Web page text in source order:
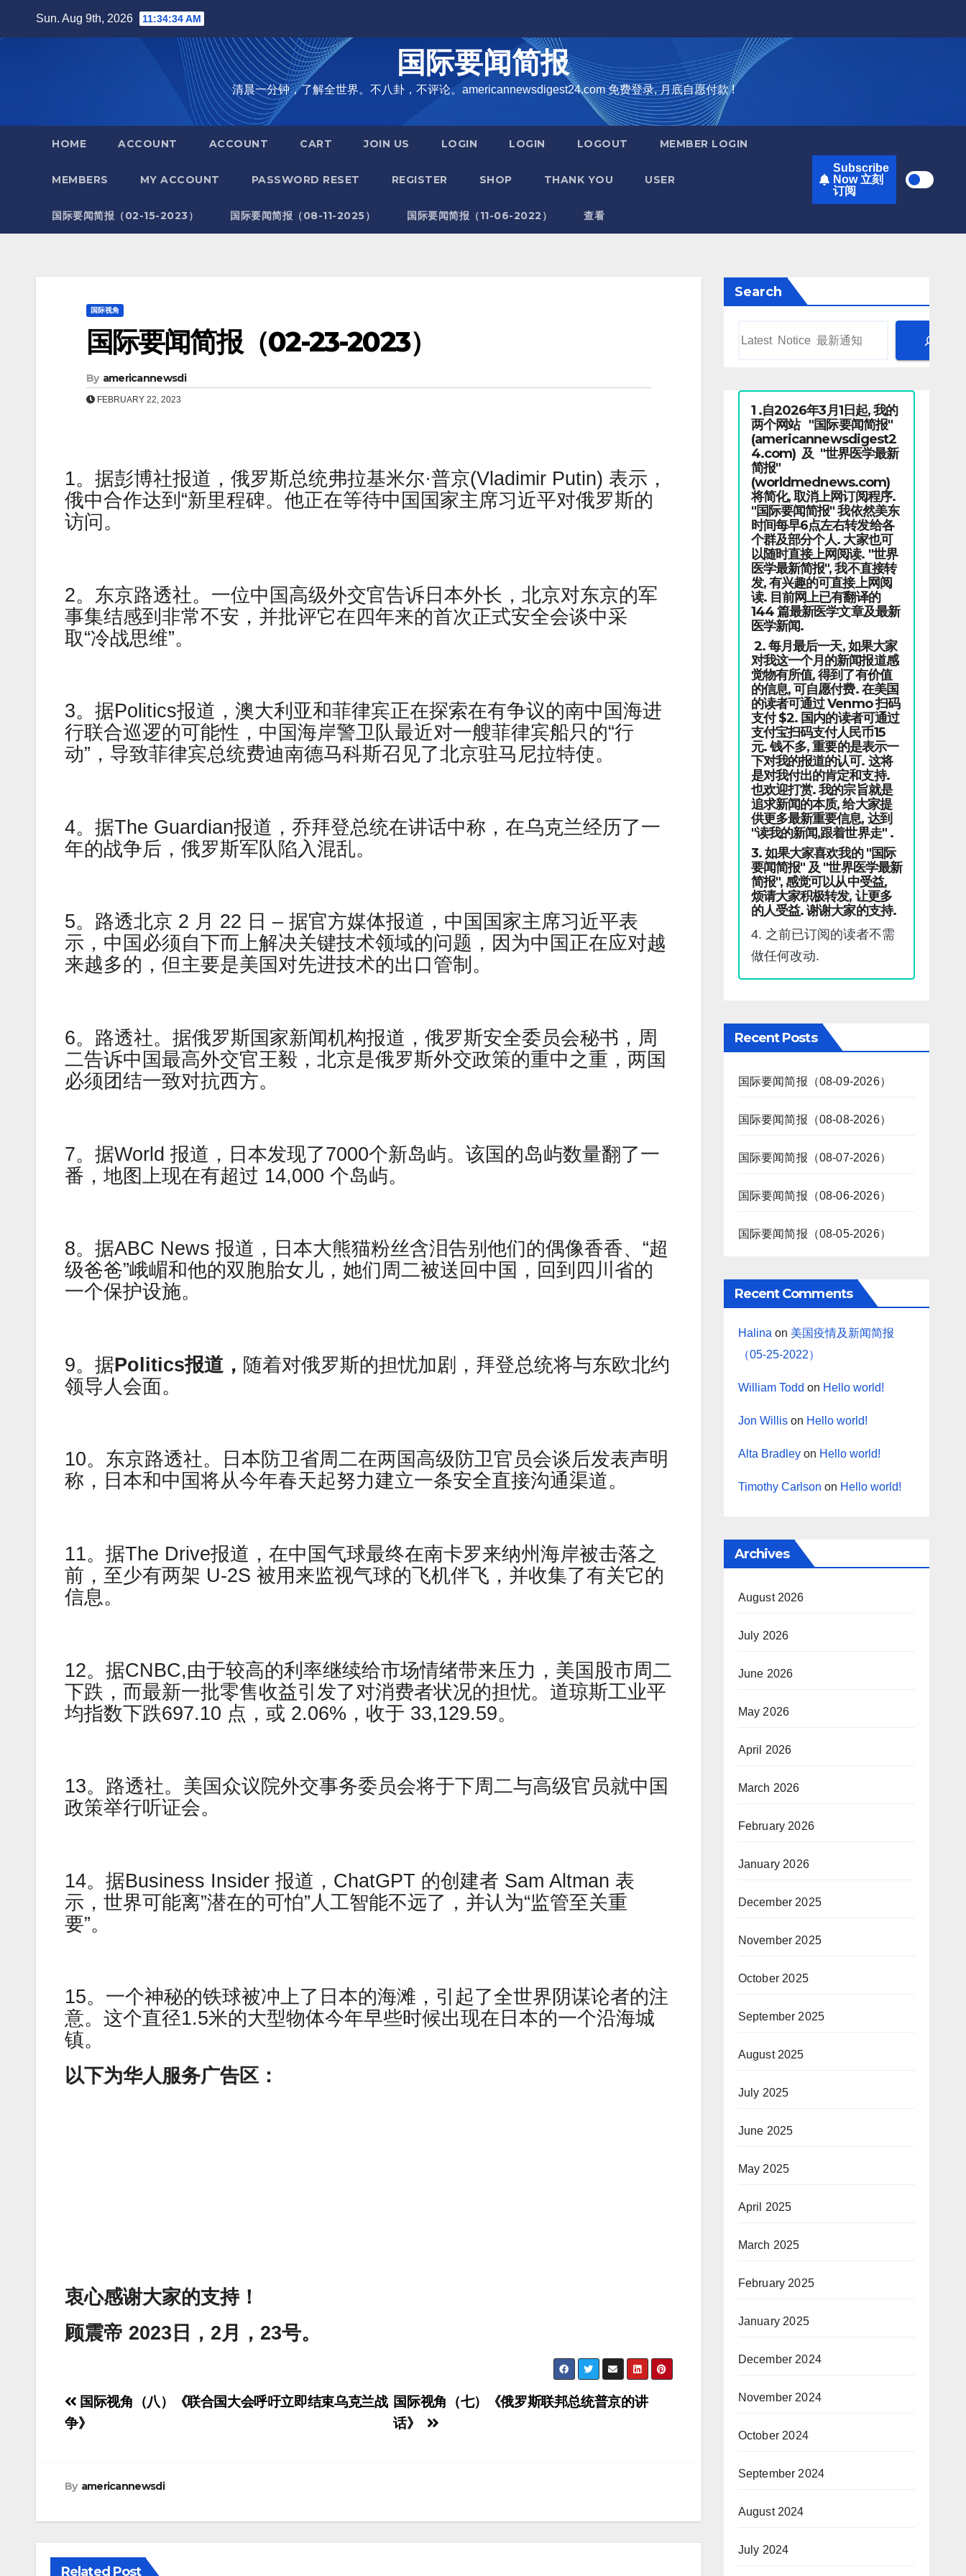
Sun. Aug 9th, 2026 11:34:35 AM
国际要闻简报
清晨一分钟，了解全世界。不八卦，不评论。americannewsdigest24.com 免费登录, 月底自愿付款 !
HOME ACCOUNT ACCOUNT CART JOIN US LOGIN LOGIN LOGOUT MEMBER LOGIN
MEMBERS MY ACCOUNT PASSWORD RESET REGISTER SHOP THANK YOU USER
国际要闻简报（02-15-2023） 国际要闻简报（08-11-2025） 国际要闻简报（11-06-2022） 查看
Subscribe
Now 立刻
订阅
国际视角
国际要闻简报（02-23-2023）
By americannewsdi
FEBRUARY 22, 2023
1。据彭博社报道，俄罗斯总统弗拉基米尔·普京(Vladimir Putin) 表示，
俄中合作达到“新里程碑。他正在等待中国国家主席习近平对俄罗斯的
访问。
2。东京路透社。一位中国高级外交官告诉日本外长，北京对东京的军
事集结感到非常不安，并批评它在四年来的首次正式安全会谈中采
取“冷战思维”。
3。据Politics报道，澳大利亚和菲律宾正在探索在有争议的南中国海进
行联合巡逻的可能性，中国海岸警卫队最近对一艘菲律宾船只的“行
动”，导致菲律宾总统费迪南德马科斯召见了北京驻马尼拉特使。
4。据The Guardian报道，乔拜登总统在讲话中称，在乌克兰经历了一
年的战争后，俄罗斯军队陷入混乱。
5。路透北京 2 月 22 日 – 据官方媒体报道，中国国家主席习近平表
示，中国必须自下而上解决关键技术领域的问题，因为中国正在应对越
来越多的，但主要是美国对先进技术的出口管制。
6。路透社。据俄罗斯国家新闻机构报道，俄罗斯安全委员会秘书，周
二告诉中国最高外交官王毅，北京是俄罗斯外交政策的重中之重，两国
必须团结一致对抗西方。
7。据World 报道，日本发现了7000个新岛屿。该国的岛屿数量翻了一
番，地图上现在有超过 14,000 个岛屿。
8。据ABC News 报道，日本大熊猫粉丝含泪告别他们的偶像香香、“超
级爸爸”峨嵋和他的双胞胎女儿，她们周二被送回中国，回到四川省的
一个保护设施。
9。据Politics报道， 随着对俄罗斯的担忧加剧，拜登总统将与东欧北约
领导人会面。
10。东京路透社。日本防卫省周二在两国高级防卫官员会谈后发表声明
称，日本和中国将从今年春天起努力建立一条安全直接沟通渠道。
11。据The Drive报道，在中国气球最终在南卡罗来纳州海岸被击落之
前，至少有两架 U-2S 被用来监视气球的飞机伴飞，并收集了有关它的
信息。
12。据CNBC,由于较高的利率继续给市场情绪带来压力，美国股市周二
下跌，而最新一批零售收益引发了对消费者状况的担忧。道琼斯工业平
均指数下跌697.10 点，或 2.06%，收于 33,129.59。
13。路透社。美国众议院外交事务委员会将于下周二与高级官员就中国
政策举行听证会。
14。据Business Insider 报道，ChatGPT 的创建者 Sam Altman 表
示，世界可能离”潜在的可怕”人工智能不远了，并认为“监管至关重
要”。
15。一个神秘的铁球被冲上了日本的海滩，引起了全世界阴谋论者的注
意。这个直径1.5米的大型物体今年早些时候出现在日本的一个沿海城
镇。
以下为华人服务广告区：
衷心感谢大家的支持！
顾震帝 2023日，2月，23号。
Post
navigation
国际视角（七）《俄罗斯联邦总统普京的讲
话》
国际视角（八）《联合国大会呼吁立即结束乌克兰战
争》
By americannewsdi
Related Post
Search
1 .自2026年3月1日起, 我的
两个网站 "国际要闻简报"
(americannewsdigest2
4.com) 及 "世界医学最新
简报"
(worldmednews.com)
将简化, 取消上网订阅程序.
"国际要闻简报" 我依然美东
时间每早6点左右转发给各
个群及部分个人. 大家也可
以随时直接上网阅读. "世界
医学最新简报", 我不直接转
发, 有兴趣的可直接上网阅
读. 目前网上已有翻译的
144 篇最新医学文章及最新
医学新闻.
2. 每月最后一天, 如果大家
对我这一个月的新闻报道感
觉物有所值, 得到了有价值
的信息, 可自愿付费. 在美国
的读者可通过 Venmo 扫码
支付 $2. 国内的读者可通过
支付宝扫码支付人民币15
元. 钱不多, 重要的是表示一
下对我的报道的认可. 这将
是对我付出的肯定和支持.
也欢迎打赏. 我的宗旨就是
追求新闻的本质, 给大家提
供更多最新重要信息, 达到
"读我的新闻,跟着世界走" .
3. 如果大家喜欢我的 "国际
要闻简报" 及 "世界医学最新
简报", 感觉可以从中受益,
烦请大家积极转发, 让更多
的人受益. 谢谢大家的支持.
4. 之前已订阅的读者不需
做任何改动.
Recent Posts
国际要闻简报（08-09-2026）
国际要闻简报（08-08-2026）
国际要闻简报（08-07-2026）
国际要闻简报（08-06-2026）
国际要闻简报（08-05-2026）
Recent Comments
Halina on 美国疫情及新闻简报
（05-25-2022）
William Todd on Hello world!
Jon Willison Hello world!
Alta Bradleyon Hello world!
Timothy Carlson on Hello world!
Archives
August 2026
July 2026
June 2026
May 2026
April 2026
March 2026
February 2026
January 2026
December 2025
November 2025
October 2025
September 2025
August 2025
July 2025
June 2025
May 2025
April 2025
March 2025
February 2025
January 2025
December 2024
November 2024
October 2024
September 2024
August 2024
July 2024